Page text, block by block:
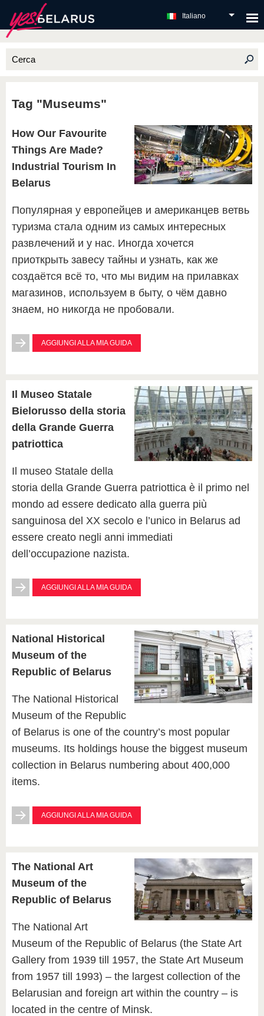
Italiano
Tag "Museums"
How Our Favourite
Things Are Made?
Industrial Tourism In
Belarus
Популярная у европейцев и американцев ветвь
туризма стала одним из самых интересных
развлечений и у нас. Иногда хочется
приоткрыть завесу тайны и узнать, как же
создаётся всё то, что мы видим на прилавках
магазинов, используем в быту, о чём давно
знаем, но никогда не пробовали.
AGGIUNGI ALLA MIA GUIDA
Il Museo Statale
Bielorusso della storia
della Grande Guerra
patriottica
Il museo Statale della
storia della Grande Guerra patriottica è il primo nel
mondo ad essere dedicato alla guerra più
sanguinosa del XX secolo e l’unico in Belarus ad
essere creato negli anni immediati
dell’occupazione nazista.
AGGIUNGI ALLA MIA GUIDA
National Historical
Museum of the
Republic of Belarus
The National Historical
Museum of the Republic
of Belarus is one of the country’s most popular
museums. Its holdings house the biggest museum
collection in Belarus numbering about 400,000
items.
AGGIUNGI ALLA MIA GUIDA
The National Art
Museum of the
Republic of Belarus
The National Art
Museum of the Republic of Belarus (the State Art
Gallery from 1939 till 1957, the State Art Museum
from 1957 till 1993) – the largest collection of the
Belarusian and foreign art within the country – is
located in the centre of Minsk.